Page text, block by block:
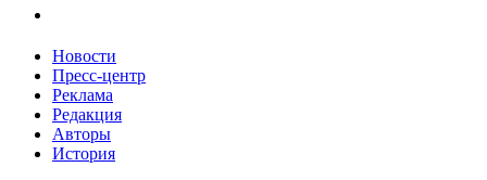
Новости
Пресс-центр
Реклама
Редакция
Авторы
История